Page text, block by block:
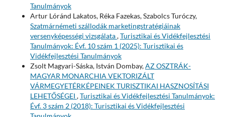
Tanulmányok
Artur Lóránd Lakatos, Réka Fazekas, Szabolcs Turóczy,
Szatmárnémeti szállodák marketingstratégiáinak
versenyképességi vizsgálata,Turisztikai és Vidékfejlesztési
Tanulmányok: Évf. 10 szám 1 (2025): Turisztikai és
Vidékfejlesztési Tanulmányok
Zsolt Magyari-Sáska, István Dombay,AZ OSZTRÁK-
MAGYAR MONARCHIA VEKTORIZÁLT
VÁRMEGYETÉRKÉPEINEK TURISZTIKAI HASZNOSÍTÁSI
LEHETŐSÉGEI ,Turisztikai és Vidékfejlesztési Tanulmányok:
Évf. 3 szám 2 (2018): Turisztikai és Vidékfejlesztési